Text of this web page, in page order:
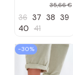
cirkonio virvele
35,66 €
36 37 38 39
40 41
−30%